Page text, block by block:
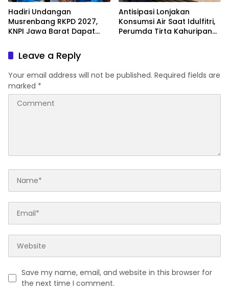
Hadiri Undangan
Musrenbang RKPD 2027,
KNPI Jawa Barat Dapat
Antisipasi Lonjakan
Konsumsi Air Saat Idulfitri,
Perumda Tirta Kahuripan
Leave a Reply
Your email address will not be published. Required fields are
marked *
Save my name, email, and website in this browser for
the next time I comment.